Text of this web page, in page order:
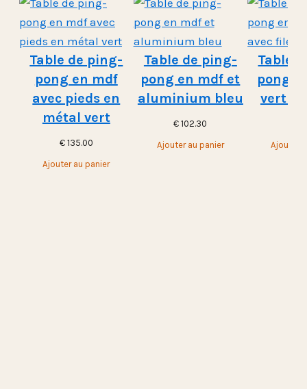
Table de ping-
pong en mdf
avec pieds en
métal vert
€135.00
Ajouter au panier
Table de ping-
pong en mdf et
aluminium bleu
€ 102.30
Ajouter au panier
Table
pong
vert
Ajouter